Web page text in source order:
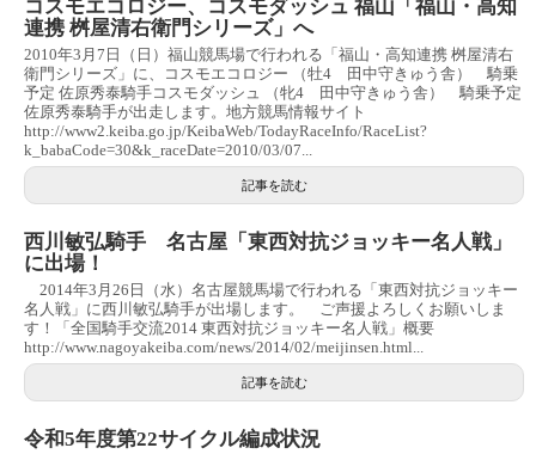
コスモエコロジー、コスモダッシュ 福山「福山・高知
連携 桝屋清右衛門シリーズ」へ
2010年3月7日（日）福山競馬場で行われる「福山・高知連携 桝屋清右
衛門シリーズ」に、コスモエコロジー （牡4 田中守きゅう舎） 騎乗
予定 佐原秀泰騎手コスモダッシュ （牝4 田中守きゅう舎） 騎乗予定
佐原秀泰騎手が出走します。地方競馬情報サイト
http://www2.keiba.go.jp/KeibaWeb/TodayRaceInfo/RaceList?
k_babaCode=30&k_raceDate=2010/03/07...
記事を読む
西川敏弘騎手 名古屋「東西対抗ジョッキー名人戦」
に出場！
2014年3月26日（水）名古屋競馬場で行われる「東西対抗ジョッキー
名人戦」に西川敏弘騎手が出場します。 ご声援よろしくお願いしま
す！「全国騎手交流2014 東西対抗ジョッキー名人戦」概要
http://www.nagoyakeiba.com/news/2014/02/meijinsen.html...
記事を読む
令和5年度第22サイクル編成状況